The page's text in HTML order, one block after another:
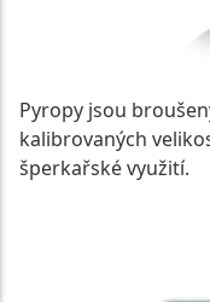
Pyropy jsou
kalibrovaných
šperkařské využití.